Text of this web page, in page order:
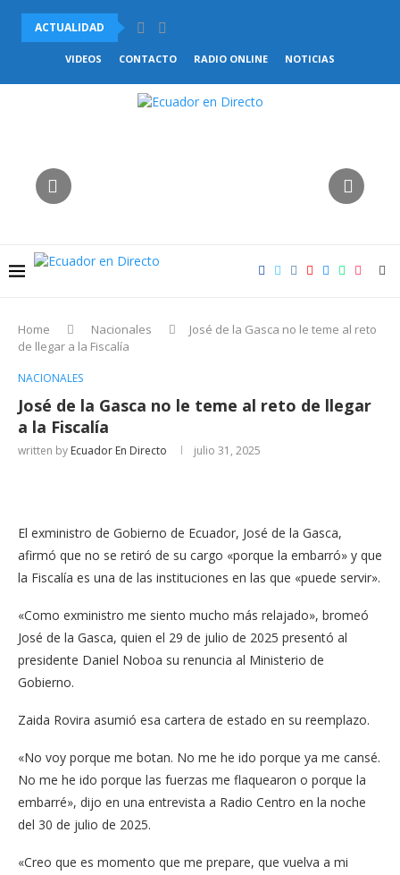
ACTUALIDAD
PABEL MUÑOZ BUSCA LA REELECCIÓN PARA LA ALCALDÍA...
VIDEOS CONTACTO RADIO ONLINE NOTICIAS
Home Nacionales
José de la Gasca no le teme al reto
de llegar a la Fiscalía
NACIONALES
José de la Gasca no le teme al reto de llegar
a la Fiscalía
written by Ecuador En Directo julio 31, 2025
El exministro de Gobierno de Ecuador, José de la Gasca,
afirmó que no se retiró de su cargo «porque la embarró» y que
la Fiscalía es una de las instituciones en las que «puede servir».
«Como exministro me siento mucho más relajado», bromeó
José de la Gasca, quien el 29 de julio de 2025 presentó al
presidente Daniel Noboa su renuncia al Ministerio de
Gobierno.
Zaida Rovira asumió esa cartera de estado en su reemplazo.
«No voy porque me botan. No me he ido porque ya me cansé.
No me he ido porque las fuerzas me flaquearon o porque la
embarré», dijo en una entrevista a Radio Centro en la noche
del 30 de julio de 2025.
«Creo que es momento que me prepare, que vuelva a mi